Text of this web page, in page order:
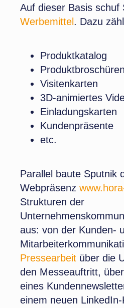
Auf dieser Basis schuf
Werbemittel . Dazu
Produktkatalog
Produktbroschüren
Visitenkarten
3D-animiertes
Einladungskarten
Kundenpräsente
etc.
Parallel baute Sputnik
Webpräsenz
Strukturen der
aus: von der Kunden-
Pressearbeitüber die
den Messeauftritt,
eines
einem neuen